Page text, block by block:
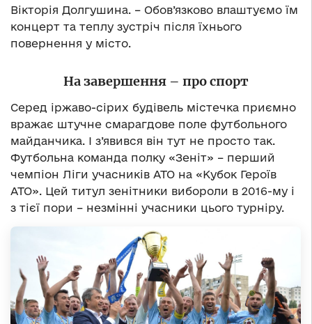
Вікторія Долгушина. – Обов’язково влаштуємо їм
концерт та теплу зустріч після їхнього
повернення у місто.
На завершення – про спорт
Серед іржаво-сірих будівель містечка приємно
вражає штучне смарагдове поле футбольного
майданчика. І з’явився він тут не просто так.
Футбольна команда полку «Зеніт» – перший
чемпіон Ліги учасників АТО на «Кубок Героїв
АТО». Цей титул зенітники вибороли в 2016-му і
з тієї пори – незмінні учасники цього турніру.